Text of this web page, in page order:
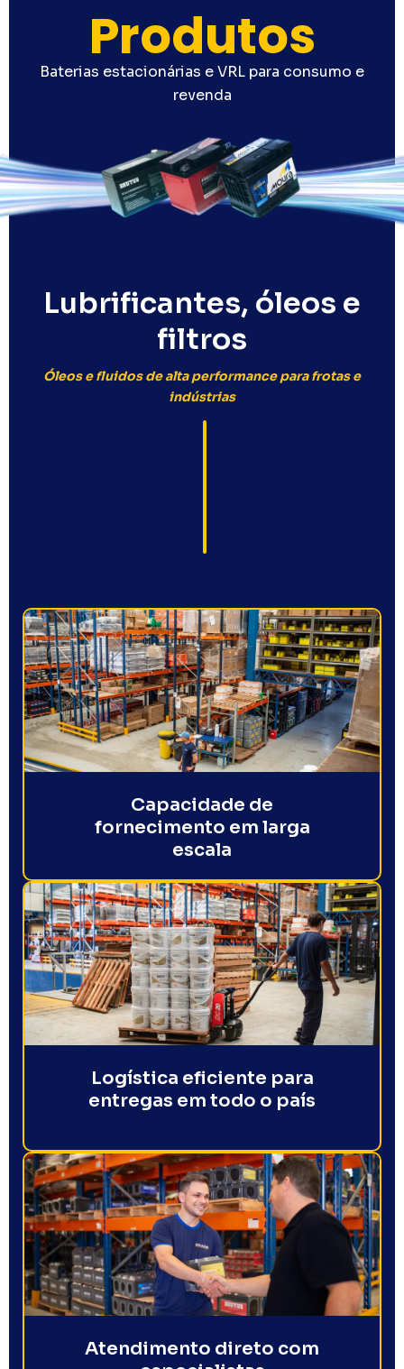
Produtos
Baterias estacionárias e VRL para consumo e
revenda
Lubrificantes, óleos e
filtros
Óleos e fluidos de alta performance para frotas e
indústrias
Capacidade de
fornecimento em larga
escala
Logística eficiente para
entregas em todo o país
Atendimento direto com